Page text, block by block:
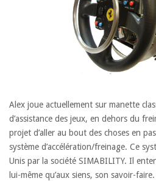
Alex joue actuellement sur manette
d’assistance des jeux, en dehors du
projet d’aller au bout des choses en
système d’accélération/freinage. Ce
Unis par la société SIMABILITY. Il
lui-même qu’aux siens, son savoir-